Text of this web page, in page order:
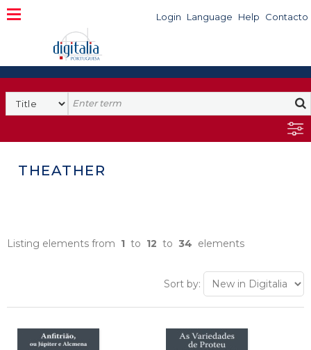
Login Language Help Contacto
THEATHER
Listing elements from 1 to 12 to 34 elements
Sort by: